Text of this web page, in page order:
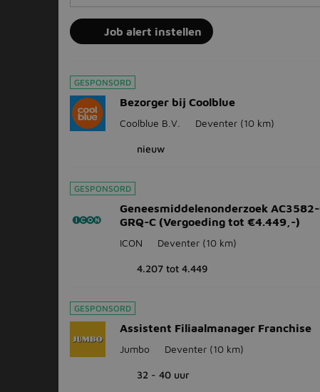
Job alert instellen
GESPONSORD
Bezorger bij Coolblue
Coolblue B.V. Deventer (10 km)
nieuw
GESPONSORD
Geneesmiddelenonderzoek
GRQ-C (Vergoeding tot €4.449,-)
ICON Deventer (10 km)
4.207 tot 4.449
GESPONSORD
Assistent Filiaalmanager Franchise
Jumbo Deventer (10 km)
32 - 40 uur